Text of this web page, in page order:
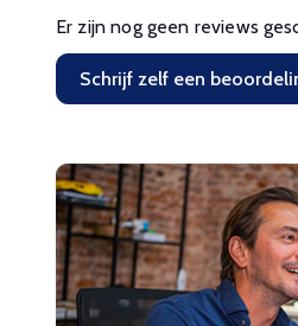
Er zijn nog geen reviews
Schrijf zelf een